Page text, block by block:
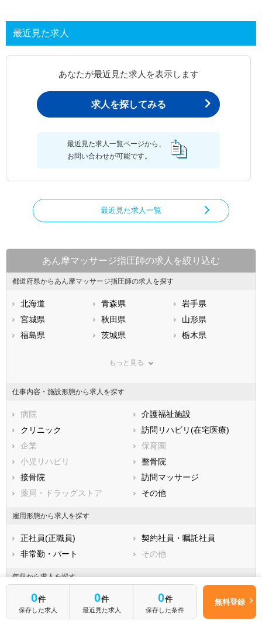
最近見た求人
あなたが最近見た求人を表示します
求人を探してみる
最近見た求人一覧ページから、
お問い合わせが可能です。
最近見た求人一覧
0件
保存した求人
0件
最近見た求人
0件
保存した条件
無料登録
あん摩マッサージ指圧師の求人を絞り込む
都道府県からあん摩マッサージ指圧師の求人を探す
北海道 青森県
岩手県
宮城県
秋田県
山形県
福島県
茨城県
栃木県
神奈川県
石川県
福井県
静岡県
三重県
滋賀県
大阪府
兵庫県
鳥取県
広島県
徳島県
香川県
愛媛県
鹿児島県
もっと見る
仕事内容・施設形態から求人を探す
病院
介護福祉施設
クリニック
訪問リハビリ(在宅医療)
企業
保育園
小児リハビリ
整骨院
接骨院
訪問マッサージ
薬局・ドラッグストア
その他
雇用形態から求人を探す
正社員(正職員)
契約社員・嘱託社員
非常勤・パート
その他
年収から求人を探す
年収300万円～
年収350万円～
年収400万円～
年収450万円～